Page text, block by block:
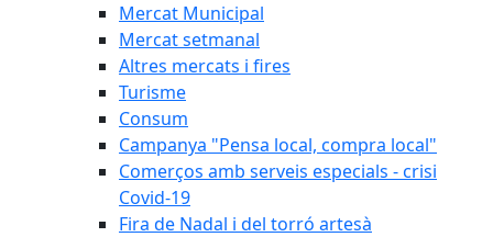
Mercat Municipal
Mercat setmanal
Altres mercats i fires
Turisme
Consum
Campanya "Pensa local, compra local"
Comerços amb serveis especials - crisi
Covid-19
Fira de Nadal i del torró artesà